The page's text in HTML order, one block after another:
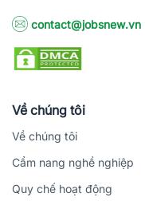
contact@jobsnew.vn
Về chúng tôi
Về chúng tôi
Cẩm nang nghề nghiệp
Quy chế hoạt động